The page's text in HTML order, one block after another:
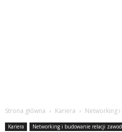
Strona główna Kariera Networking
Kariera Networking i budowanie relacji